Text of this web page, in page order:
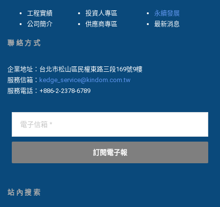
工程實績
公司簡介
投資人專區
供應商專區
永續發展
最新消息
聯絡方式
企業地址：台北市松山區民權東路三段169號9樓
服務信箱： kedge_service@kindom.com.tw
服務電話：+886-2-2378-6789
訂閱電子報
站內搜索